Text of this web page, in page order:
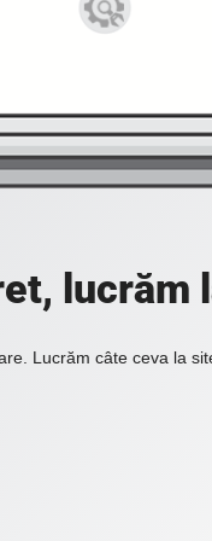
lucrăm
Lucrăm câte ceva la